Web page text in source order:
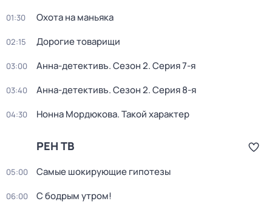
01:30 Охота на маньяка
02:15 Дорогие товарищи
03:00 Анна-детективъ. Сезон 2. Серия 7-я
03:40 Анна-детективъ. Сезон 2. Серия 8-я
04:30 Нонна Мордюкова. Такой характер
РЕН ТВ
05:00 Самые шoкиpующие гипотезы
06:00 С бодрым утром!